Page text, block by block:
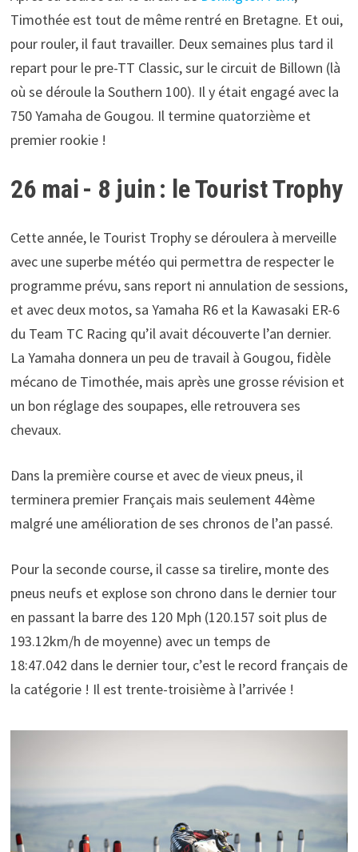
Timothée est tout de même rentré en Bretagne. Et oui,
pour rouler, il faut travailler. Deux semaines plus tard il
repart pour le pre-TT Classic, sur le circuit de Billown (là
où se déroule la Southern 100). Il y était engagé avec la
750 Yamaha de Gougou. Il termine quatorzième et
premier rookie !
26 mai - 8 juin : le Tourist Trophy
Cette année, le Tourist Trophy se déroulera à merveille
avec une superbe météo qui permettra de respecter le
programme prévu, sans report ni annulation de sessions,
et avec deux motos, sa Yamaha R6 et la Kawasaki ER-6
du Team TC Racing qu’il avait découverte l’an dernier.
La Yamaha donnera un peu de travail à Gougou, fidèle
mécano de Timothée, mais après une grosse révision et
un bon réglage des soupapes, elle retrouvera ses
chevaux.
Dans la première course et avec de vieux pneus, il
terminera premier Français mais seulement 44ème
malgré une amélioration de ses chronos de l’an passé.
Pour la seconde course, il casse sa tirelire, monte des
pneus neufs et explose son chrono dans le dernier tour
en passant la barre des 120 Mph (120.157 soit plus de
193.12km/h de moyenne) avec un temps de
18:47.042 dans le dernier tour, c’est le record français de
la catégorie ! Il est trente-troisième à l’arrivée !